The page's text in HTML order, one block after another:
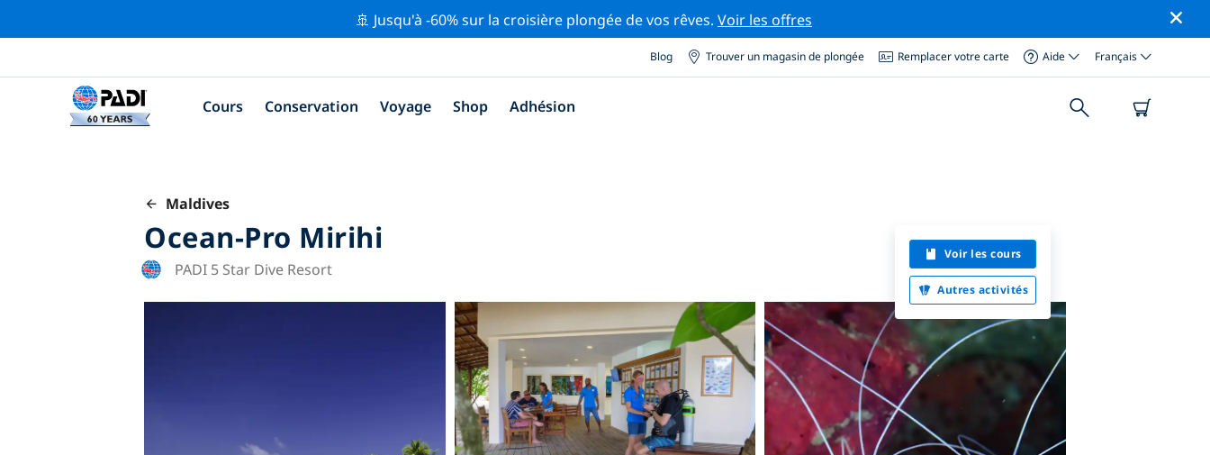
🚢 Jusqu'à -60% sur la croisière plongée de vos rêves. Voir les offres
Blog Trouver un magasin de plongée Remplacer votre carte Aide Français
Cours Conservation Voyage Shop Adhésion
Maldives
Ocean-Pro Mirihi
PADI 5 Star Dive Resort
Voir les cours
Autres activités